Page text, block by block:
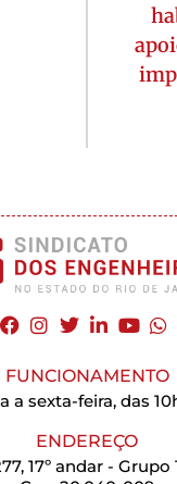
FUNCIONAMENTO
a sexta-feira, das
ENDEREÇO
17º andar -